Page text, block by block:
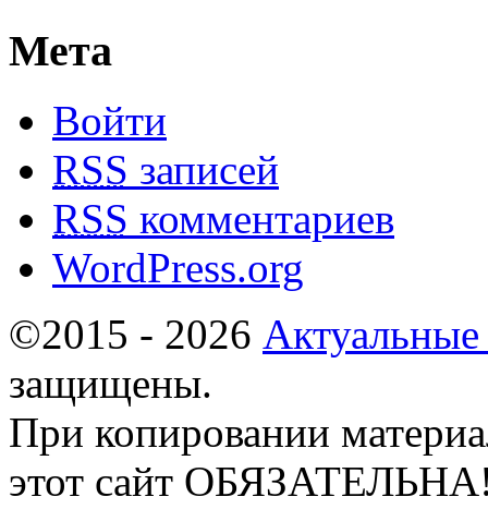
Мета
Войти
RSS записей
RSS комментариев
WordPress.org
©2015 - 2026
защищены.
При копировании
этот сайт